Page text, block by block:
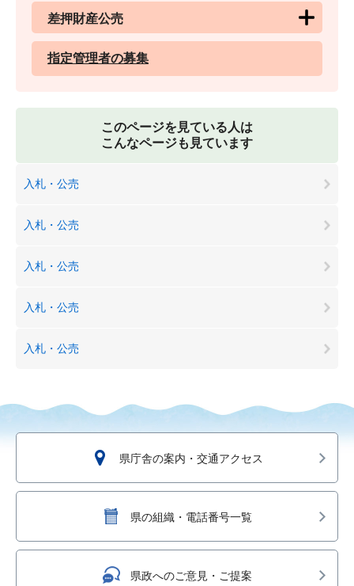
差押財産公売
指定管理者の募集
このページを見ている人は
こんなページも見ています
入札・公売
入札・公売
入札・公売
入札・公売
入札・公売
県庁舎の案内・交通アクセス
県の組織・電話番号一覧
県政へのご意見・ご提案